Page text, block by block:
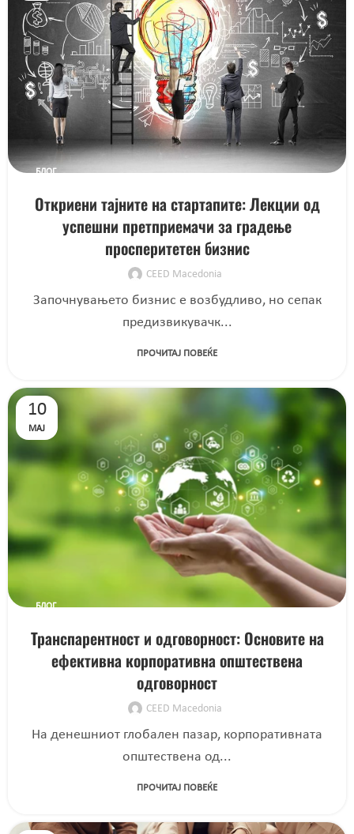
БЛОГ
Откриени тајните на стартапите: Лекции од
успешни претприемачи за градење
просперитетен бизнис
CEED Macedonia
Започнувањето бизнис е возбудливо, но сепак
предизвикувачк...
ПРОЧИТАЈ ПОВЕЌЕ
10
МАЈ
БЛОГ
Транспарентност и одговорност: Основите на
ефективна корпоративна општествена
одговорност
CEED Macedonia
На денешниот глобален пазар, корпоративната
општествена од...
ПРОЧИТАЈ ПОВЕЌЕ